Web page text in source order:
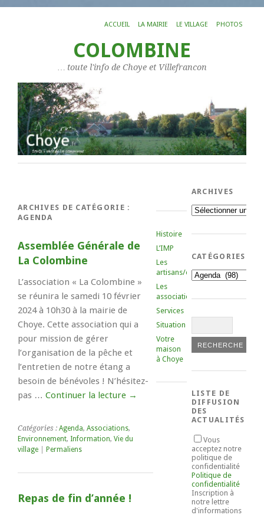
ACCUEIL LA MAIRIE LE VILLAGE PHOTOS
COLOMBINE
… toute l'info de Choye et Villefrancon
ARCHIVES DE CATÉGORIE :
AGENDA
Assemblée Générale de
La Colombine
L’association « La Colombine »
se réunira le samedi 10 février
2024 à 10h30 à la mairie de
Choye. Cette association qui a
pour mission de gérer
l’organisation de la pêche et
l’entretien de notre étang a
besoin de bénévoles ! N’hésitez-
pas … Continuer la lecture →
Catégories : Agenda, Associations,
Environnement, Information, Vie du
village
Permaliens
Repas de fin d’année !
Histoire
L’IMP
Les
artisans/commerçants
Les
associations
Services
Situation
Votre
maison
à Choye
ARCHIVES
Archives
CATÉGORIES
Catégories
LISTE DE
DIFFUSION
DES
ACTUALITÉS
Vous
acceptez notre
politique de
confidentialité
Politique de
confidentialité
Inscription à
notre lettre
d'informations